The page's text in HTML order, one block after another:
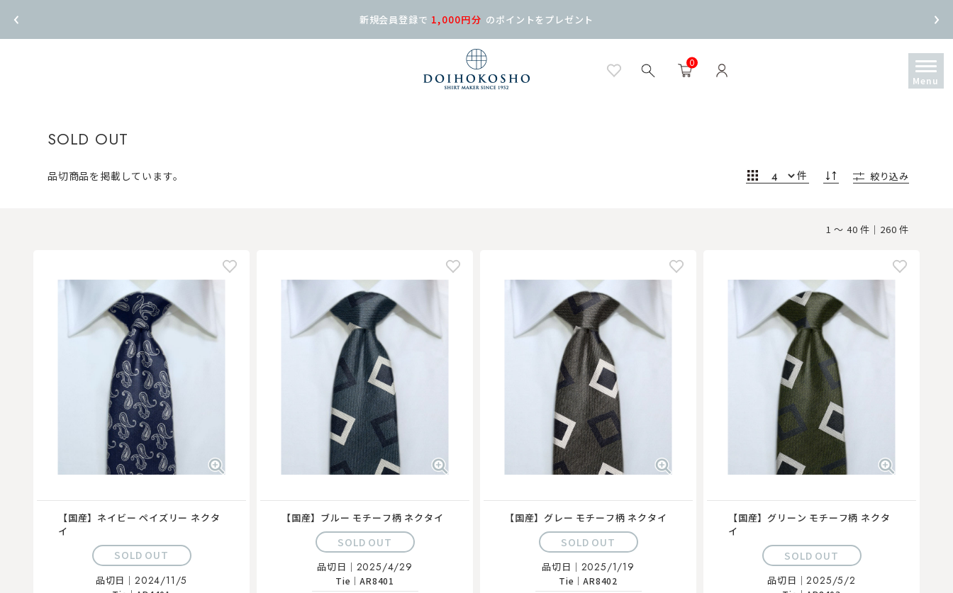
0
新規会員登録で 1,000円分 のポイントをプレゼント
SOLD OUT
品切商品を掲載しています。 件 絞り込み
1 ～ 40 件｜260 件
【国産】ネイビー ペイズリー ネクタ
イ
SOLD OUT
品切日｜ 2024/11/5
【国産】ブルー モチーフ柄 ネクタイ
SOLD OUT
品切日｜ 2025/4/29
Tie ｜AR8401
【国産】グレー モチーフ柄 ネクタイ
SOLD OUT
品切日｜ 2025/1/19
Tie ｜AR8402
【国産】グリーン モチーフ柄 ネクタ
イ
SOLD OUT
品切日｜2025/5/2